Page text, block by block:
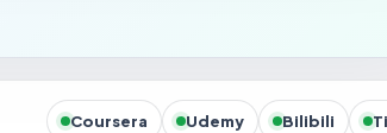
Coursera Udemy Bilibili